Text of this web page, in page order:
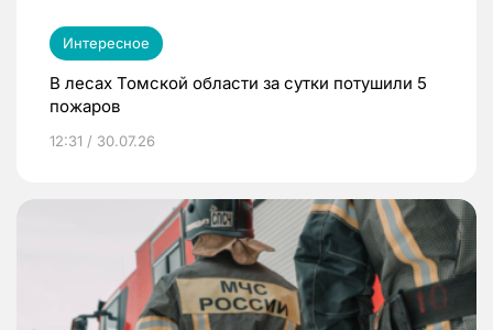
Интересное
В лесах Томской области за сутки потушили 5
пожаров
12:31 / 30.07.26